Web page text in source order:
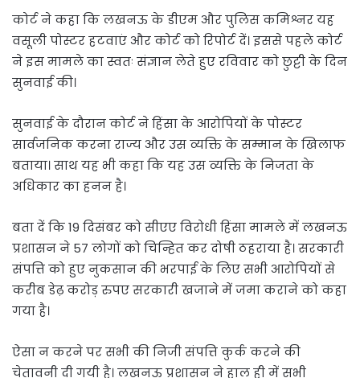
कोर्ट ने कहा कि लखनऊ के डीएम और पुलिस कमिश्नर यह
वसूली पोस्टर हटवाएं और कोर्ट को रिपोर्ट दें। इससे पहले कोर्ट
ने इस मामले का स्वतः संज्ञान लेते हुए रविवार को छुट्टी के दिन
सुनवाई की।
सुनवाई के दौरान कोर्ट ने हिंसा के आरोपियों के पोस्टर
सार्वजनिक करना राज्य और उस व्यक्ति के सम्मान के खिलाफ
बताया। साथ यह भी कहा कि यह उस व्यक्ति के निजता के
अधिकार का हनन है।
बता दें कि 19 दिसंबर को सीएए विरोधी हिंसा मामले में लखनऊ
प्रशासन ने 57 लोगों को चिन्हित कर दोषी ठहराया है। सरकारी
संपत्ति को हुए नुकसान की भरपाई के लिए सभी आरोपियों से
करीब डेढ़ करोड़ रुपए सरकारी खजाने में जमा कराने को कहा
गया है।
ऐसा न करने पर सभी की निजी संपत्ति कुर्क करने की
चेतावनी दी गयी है। लखनऊ प्रशासन ने हाल ही में सभी